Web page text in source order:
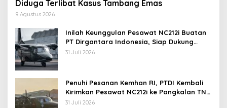
Diduga Terlibat Kasus Tambang Emas
9 Agustus 2026
Inilah Keunggulan Pesawat NC212i Buatan
PT Dirgantara Indonesia, Siap Dukung
Berbagai Operasi TNI
31 Juli 2026
Penuhi Pesanan Kemhan RI, PTDI Kembali
Kirimkan Pesawat NC212i ke Pangkalan TNI
AU
31 Juli 2026